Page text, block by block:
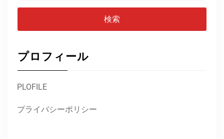
プロフィール
PLOFILE
プライバシーポリシー